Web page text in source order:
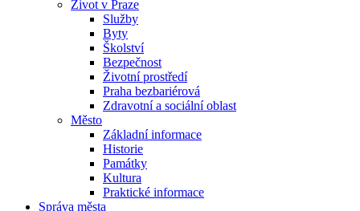
Život v Praze
Služby
Byty
Školství
Bezpečnost
Životní prostředí
Praha bezbariérová
Zdravotní a sociální oblast
Město
Základní informace
Historie
Památky
Kultura
Praktické informace
Správa města